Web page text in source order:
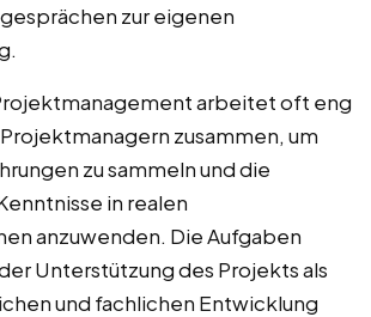
zur eigenen
arbeitet oft eng
zusammen, um
zu sammeln und die
in realen
anzuwenden. Die Aufgaben
Unterstützung des Projekts als
und fachlichen Entwicklung